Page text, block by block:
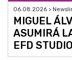
06.08.2026 >
MIGUEL
ASUMIRÁ
EFD